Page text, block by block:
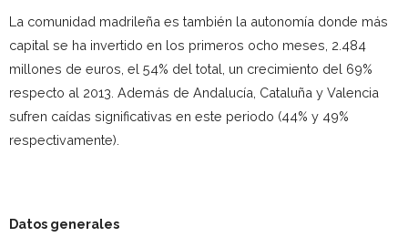
La comunidad madrileña es también la autonomía donde más
capital se ha invertido en los primeros ocho meses, 2.484
millones de euros, el 54% del total, un crecimiento del 69%
respecto al 2013. Además de Andalucía, Cataluña y Valencia
sufren caídas significativas en este periodo (44% y 49%
respectivamente).
Datos generales